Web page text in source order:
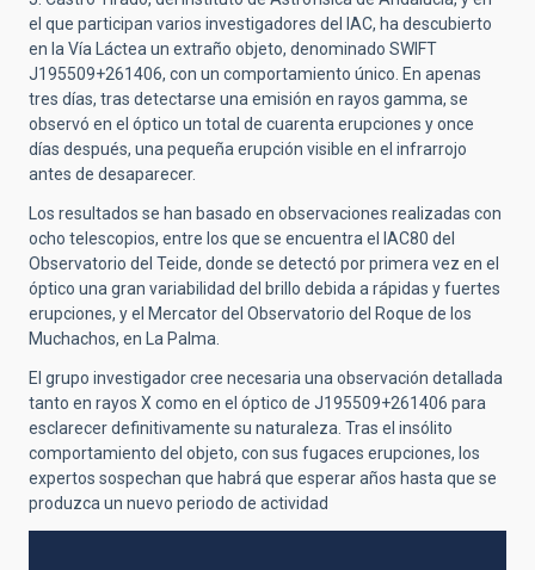
el que participan varios investigadores del IAC, ha descubierto
en la Vía Láctea un extraño objeto, denominado SWIFT
J195509+261406, con un comportamiento único. En apenas
tres días, tras detectarse una emisión en rayos gamma, se
observó en el óptico un total de cuarenta erupciones y once
días después, una pequeña erupción visible en el infrarrojo
antes de desaparecer.
Los resultados se han basado en observaciones realizadas con
ocho telescopios, entre los que se encuentra el IAC80 del
Observatorio del Teide, donde se detectó por primera vez en el
óptico una gran variabilidad del brillo debida a rápidas y fuertes
erupciones, y el Mercator del Observatorio del Roque de los
Muchachos, en La Palma.
El grupo investigador cree necesaria una observación detallada
tanto en rayos X como en el óptico de J195509+261406 para
esclarecer definitivamente su naturaleza. Tras el insólito
comportamiento del objeto, con sus fugaces erupciones, los
expertos sospechan que habrá que esperar años hasta que se
produzca un nuevo periodo de actividad